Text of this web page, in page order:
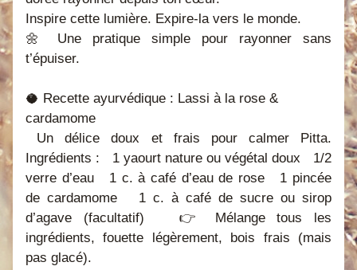
Inspire cette lumière. Expire-la vers le monde.
🌼 Une pratique simple pour rayonner sans
t’épuiser.
🥥 Recette ayurvédique : Lassi à la rose &
cardamome
Ingrédients :   1 yaourt nature ou végétal doux   1/2
verre d’eau   1 c. à café d’eau de rose   1 pincée
de cardamome   1 c. à café de sucre ou sirop
d’agave (facultatif)   👉 Mélange tous les
ingrédients, fouette légèrement, bois frais (mais
pas glacé).